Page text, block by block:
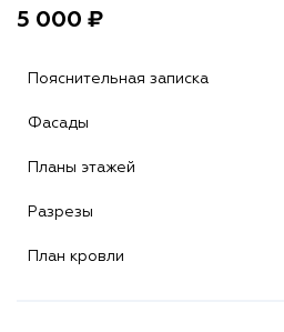
5 000 ₽
Пояснительная записка
Фасады
Планы этажей
Разрезы
План кровли